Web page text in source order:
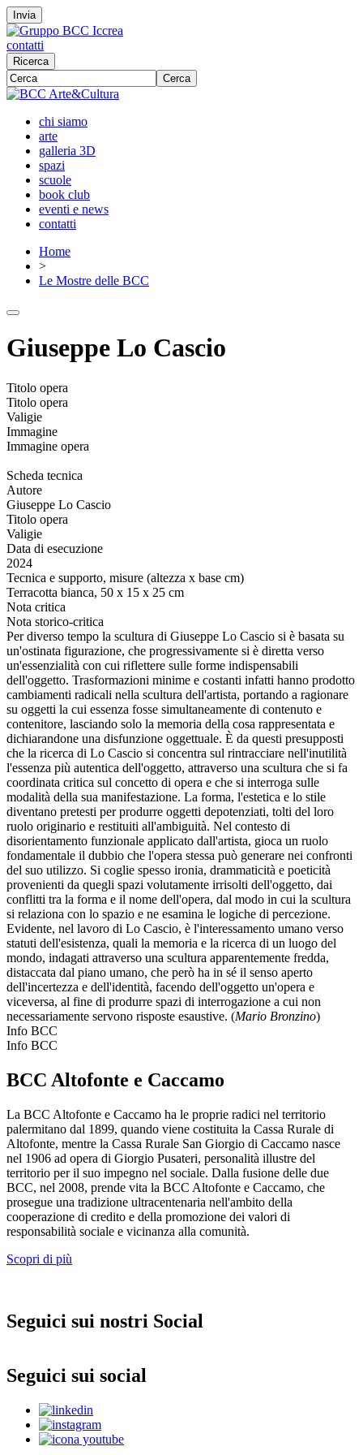
Invia
contatti
Ricerca
Cerca
chi siamo
arte
galleria 3D
spazi
scuole
book club
eventi e news
contatti
Home
>
Le Mostre delle BCC
Giuseppe Lo Cascio
Titolo opera
Titolo opera
Valigie
Immagine
Immagine opera
Scheda tecnica
Autore
Giuseppe Lo Cascio
Titolo opera
Valigie
Data di esecuzione
2024
Tecnica e supporto, misure (altezza x base cm)
Terracotta bianca, 50 x 15 x 25 cm
Nota critica
Nota storico-critica
Per diverso tempo la scultura di Giuseppe Lo Cascio si è basata su
un'ostinata figurazione, che progressivamente si è diretta verso
un'essenzialità con cui riflettere sulle forme indispensabili
dell'oggetto. Trasformazioni minime e costanti infatti hanno prodotto
cambiamenti radicali nella scultura dell'artista, portando a ragionare
su oggetti la cui essenza fosse simultaneamente di contenuto e
contenitore, lasciando solo la memoria della cosa rappresentata e
dichiarandone una disfunzione oggettuale. È da questi presupposti
che la ricerca di Lo Cascio si concentra sul rintracciare nell'inutilità
l'essenza più autentica dell'oggetto, attraverso una scultura che si fa
coordinata critica sul concetto di opera e che si interroga sulle
modalità della sua manifestazione. La forma, l'estetica e lo stile
diventano pretesti per produrre oggetti depotenziati, tolti del loro
ruolo originario e restituiti all'ambiguità. Nel contesto di
disorientamento funzionale applicato dall'artista, gioca un ruolo
fondamentale il dubbio che l'opera stessa può generare nei confronti
del suo utilizzo. Si coglie spesso ironia, drammaticità e poeticità
provenienti da quegli spazi volutamente irrisolti dell'oggetto, dai
conflitti tra la forma e il nome dell'opera, dal modo in cui la scultura
si relaziona con lo spazio e ne esamina le logiche di percezione.
Evidente, nel lavoro di Lo Cascio, è l'interessamento umano verso
statuti dell'esistenza, quali la memoria e la ricerca di un luogo del
mondo, indagati attraverso una scultura apparentemente fredda,
distaccata dal piano umano, che però ha in sé il senso aperto
dell'incertezza e dell'identità, facendo dell'oggetto un'opera e
viceversa, al fine di produrre spazi di interrogazione a cui non
necessariamente servono risposte esaustive. (Mario Bronzino)
Info BCC
Info BCC
BCC Altofonte e Caccamo
La BCC Altofonte e Caccamo ha le proprie radici nel territorio
palermitano dal 1899, quando viene costituita la Cassa Rurale di
Altofonte, mentre la Cassa Rurale San Giorgio di Caccamo nasce
nel 1906 ad opera di Giorgio Pusateri, personalità illustre del
territorio per il suo impegno nel sociale. Dalla fusione delle due
BCC, nel 2008, prende vita la BCC Altofonte e Caccamo, che
prosegue una tradizione ultracentenaria nell'ambito della
cooperazione di credito e della promozione dei valori di
responsabilità sociale e vicinanza alla comunità.
Scopri di più
Seguici sui nostri Social
Seguici sui social